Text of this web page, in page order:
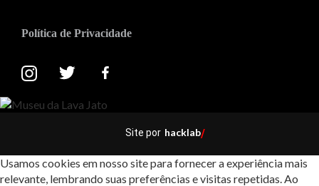
Política de Privacidade
Site por hacklab/
Usamos cookies em nosso site para fornecer a experiência mais
relevante, lembrando suas preferências e visitas repetidas. Ao